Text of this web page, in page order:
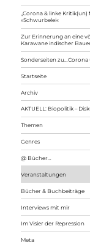
„Corona & linke
»Schwurbelei«
Zur Erinnerung an eine
Karawane indischer
Sonderseiten zu…Corona
Startseite
Archiv
AKTUELL: Biopolitik –
Themen
Genres
@ Bücher…
Veranstaltungen
Bücher & Buchbeiträge
Interviews mit mir
Im Visier der Repression
Meta